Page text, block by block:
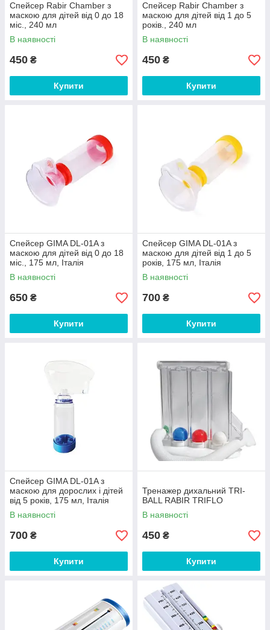
Спейсер Rabir Chamber з
маскою для дітей від 0 до 18
міс., 240 мл
В наявності
450 ₴
Купити
Спейсер Rabir Chamber з
маскою для дітей від 1 до 5
років., 240 мл
В наявності
450 ₴
Купити
Спейсер GIMA DL-01A з
маскою для дітей від 0 до 18
міс., 175 мл, Італія
В наявності
650 ₴
Купити
Спейсер GIMA DL-01A з
маскою для дітей від 1 до 5
років, 175 мл, Італія
В наявності
700 ₴
Купити
Спейсер GIMA DL-01A з
маскою для дорослих і дітей
від 5 років, 175 мл, Італія
В наявності
700 ₴
Купити
Тренажер дихальний TRI-
BALL RABIR TRIFLO
В наявності
450 ₴
Купити